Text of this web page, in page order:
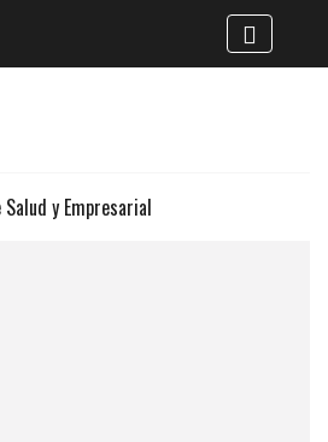
y Empresarial